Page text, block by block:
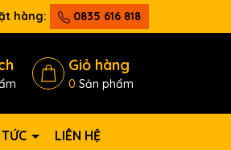
hàng: 0835 616 818
Giỏ hàng
0 Sản phẩm
LIÊN HỆ